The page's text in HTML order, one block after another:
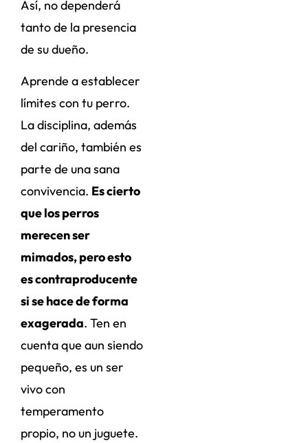
Así, no dependerá
tanto de la presencia
de su dueño.
Aprende a establecer
límites con tu perro.
La disciplina, además
del cariño, también es
parte de una sana
convivencia. Es cierto
que los perros
merecen ser
mimados, pero esto
es contraproducente
si se hace de forma
exagerada. Ten en
cuenta que aun siendo
pequeño, es un ser
vivo con
temperamento
propio, no un juguete.